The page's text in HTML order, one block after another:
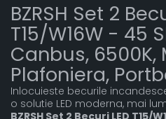
BZRSH Set 2
T15/W16W - 45
Canbus, 6500K,
Plafoniera,
Inlocuieste becurile
o solutie LED moderna, mai
BZRSH Set 2 Becuri LED T15/